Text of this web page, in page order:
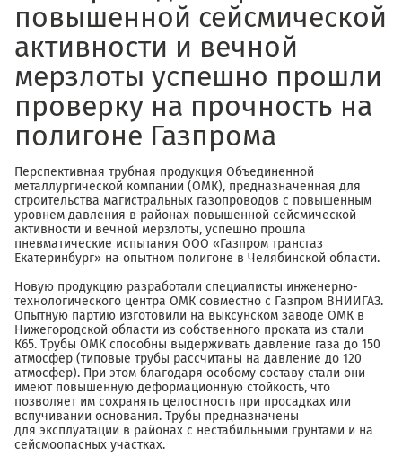
повышенной сейсмической
активности и вечной
мерзлоты успешно прошли
проверку на прочность на
полигоне Газпрома
Перспективная трубная продукция Объединенной
металлургической компании (ОМК), предназначенная для
строительства магистральных газопроводов с повышенным
уровнем давления в районах повышенной сейсмической
активности и вечной мерзлоты, успешно прошла
пневматические испытания ООО «Газпром трансгаз
Екатеринбург» на опытном полигоне в Челябинской области.
Новую продукцию разработали специалисты инженерно-
технологического центра ОМК совместно с Газпром ВНИИГАЗ.
Опытную партию изготовили на выксунском заводе ОМК в
Нижегородской области из собственного проката из стали
К65. Трубы ОМК способны выдерживать давление газа до 150
атмосфер (типовые трубы рассчитаны на давление до 120
атмосфер). При этом благодаря особому составу стали они
имеют повышенную деформационную стойкость, что
позволяет им сохранять целостность при просадках или
вспучивании основания. Трубы предназначены
для эксплуатации в районах с нестабильными грунтами и на
сейсмоопасных участках.